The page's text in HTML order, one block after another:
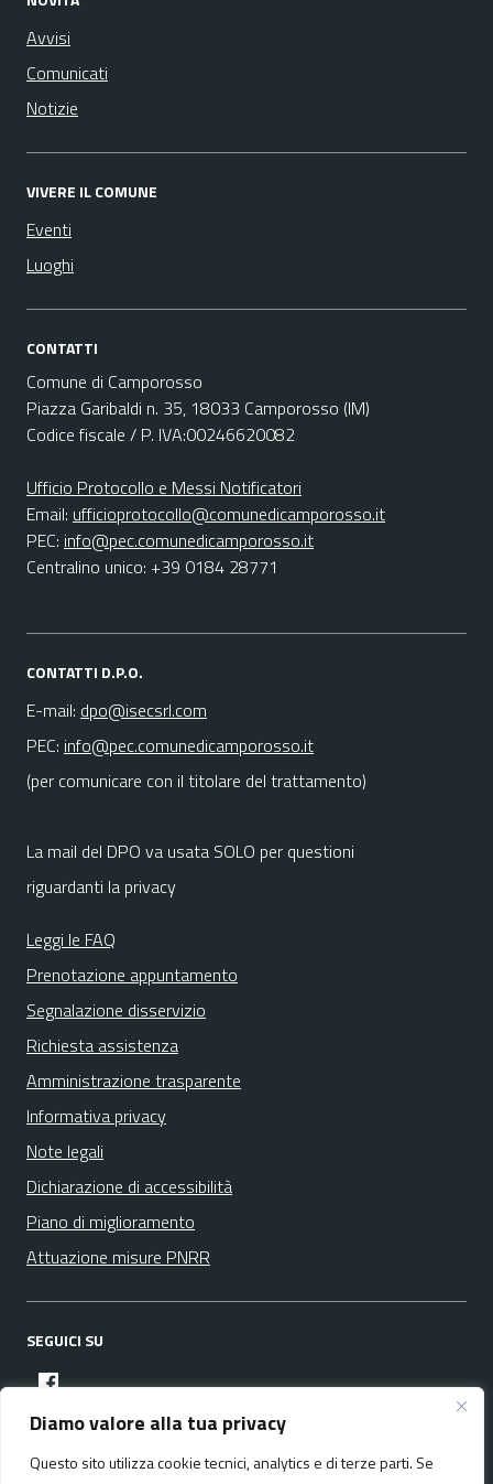
Diamo valore alla tua privacy
Questo sito utilizza cookie tecnici, analytics e di terze parti. Se
Avvisi
Comunicati
Notizie
VIVERE IL COMUNE
Eventi
Luoghi
CONTATTI
Comune di Camporosso
Piazza Garibaldi n. 35, 18033 Camporosso (IM)
Codice fiscale / P. IVA:00246620082
Ufficio Protocollo e Messi Notificatori
Email: ufficioprotocollo@comunedicamporosso.it
PEC: info@pec.comunedicamporosso.it
Centralino unico: +39 0184 28771
CONTATTI D.P.O.
E-mail: dpo@isecsrl.com
PEC: info@pec.comunedicamporosso.it
(per comunicare con il titolare del trattamento)
La mail del DPO va usata SOLO per questioni
riguardanti la privacy
Leggi le FAQ
Prenotazione appuntamento
Segnalazione disservizio
Richiesta assistenza
Amministrazione trasparente
Informativa privacy
Note legali
Dichiarazione di accessibilità
Piano di miglioramento
Attuazione misure PNRR
SEGUICI SU
facebook
Media policy Mappa del sito